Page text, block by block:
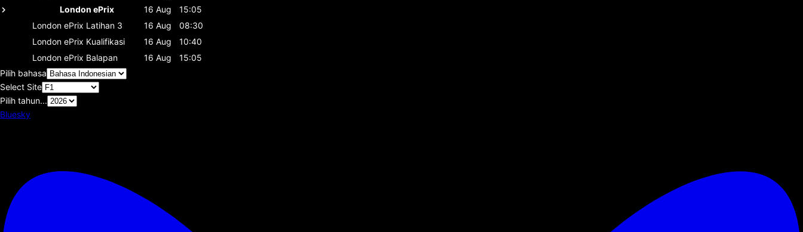
London ePrix
16 Aug
15:05
London ePrix Latihan 3 16 Aug
08:30
London ePrix Kualifikasi 16 Aug
10:40
London ePrix Balapan 16 Aug
15:05
Pilih bahasa
Select Site
Pilih tahun...
Bluesky